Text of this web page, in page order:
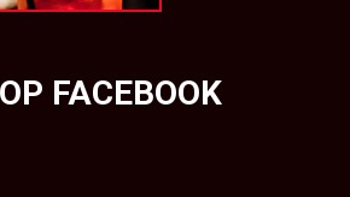
FACEBOOK